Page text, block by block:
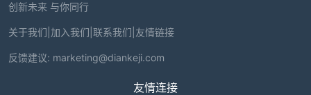
创新未来 与你同行
关于我们 加入我们 联系我们 友情链接
反馈建议: marketing@diankeji.com
友情连接